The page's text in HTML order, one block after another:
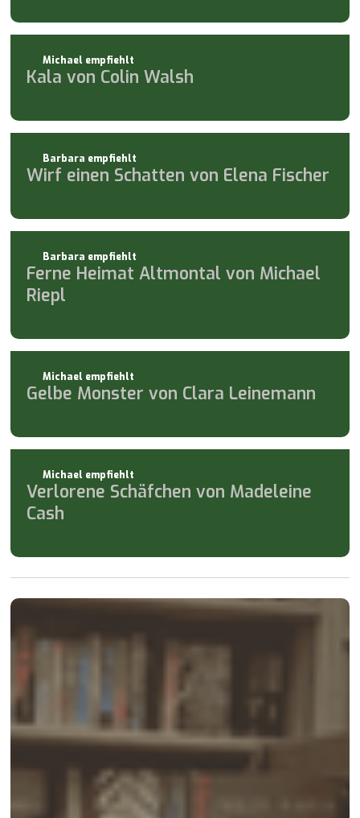
Michael empfiehlt
Kala von Colin Walsh
Barbara empfiehlt
Wirf einen Schatten von Elena Fischer
Barbara empfiehlt
Ferne Heimat Altmontal von Michael
Riepl
Michael empfiehlt
Gelbe Monster von Clara Leinemann
Michael empfiehlt
Verlorene Schäfchen von Madeleine
Cash